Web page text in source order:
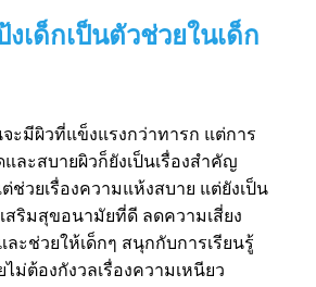
งเด็กเป็นตัวช่วยในเด็ก
จะมีผิวที่แข็งแรงกว่าทารก แต่การ
ละสบายผิวก็ยังเป็นเรื่องสำคัญ
ต่ช่วยเรื่องความแห้งสบาย แต่ยังเป็น
สริมสุขอนามัยที่ดี ลดความเสี่ยง
ะช่วยให้เด็กๆ สนุกกับการเรียนรู้
ไม่ต้องกังวลเรื่องความเหนียว